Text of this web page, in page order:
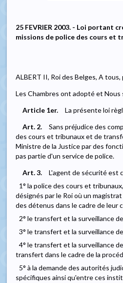
25 FEVRIER 2003. - Loi portant
missions de police des cours et
ALBERT II, Roi des Belges, A
Les Chambres ont adopté et
Article 1er.
La présente loi
Art. 2.
Sans préjudice des
des cours et tribunaux et de
Ministre de la Justice par des
pas partie d'un service de police.
Art. 3.
L'agent de sécurité est
1° la police des cours et
désignés par le Roi où un
des détenus dans le cadre de leur
2° le transfert et la surveillance
3° le transfert et la surveillance
4° le transfert et la surveillance
transfert dans le cadre de la
5° à la demande des autorités
spécifiques ainsi qu'entre ces